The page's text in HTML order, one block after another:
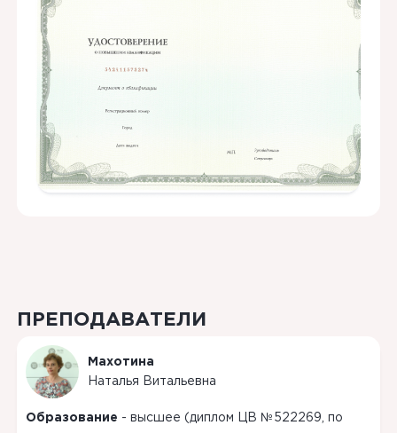
ПРЕПОДАВАТЕЛИ
Махотина
Наталья
Витальевна
Образование - высшее (диплом ЦВ №522269, по